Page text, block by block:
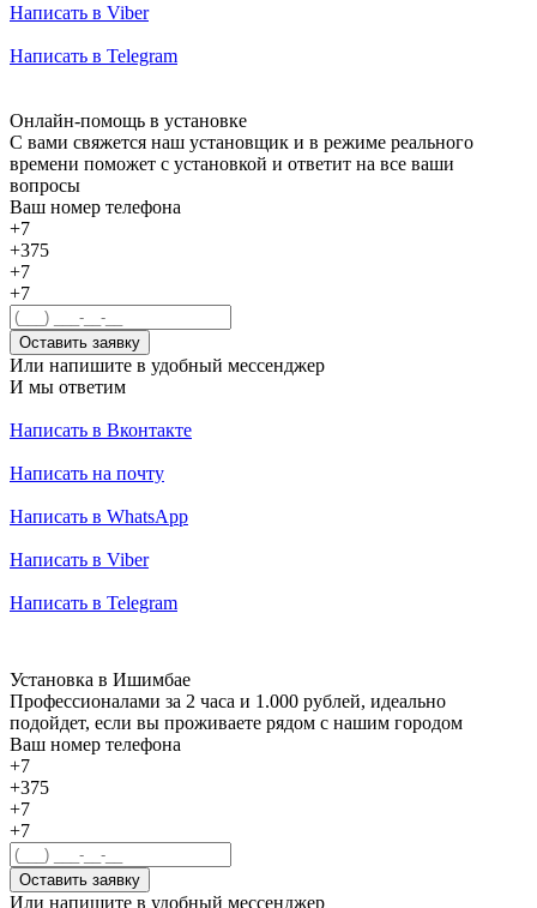
Написать в Viber
Написать в Telegram
Онлайн-помощь в установке
С вами свяжется наш установщик и в режиме реального
времени поможет с установкой и ответит на все ваши
вопросы
Ваш номер телефона
+7
+375
+7
+7
Оставить заявку
Или напишите в удобный мессенджер
И мы ответим
Написать в Вконтакте
Написать на почту
Написать в WhatsApp
Написать в Viber
Написать в Telegram
Установка в Ишимбае
Профессионалами за 2 часа и 1.000 рублей, идеально
подойдет, если вы проживаете рядом с нашим городом
Ваш номер телефона
+7
+375
+7
+7
Оставить заявку
Или напишите в удобный мессенджер